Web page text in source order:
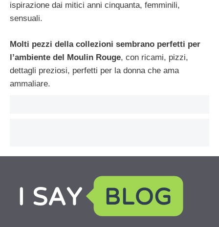
ispirazione dai mitici anni cinquanta, femminili,
sensuali.
Molti pezzi della collezioni sembrano perfetti per
l’ambiente del Moulin Rouge, con ricami, pizzi,
dettagli preziosi, perfetti per la donna che ama
ammaliare.